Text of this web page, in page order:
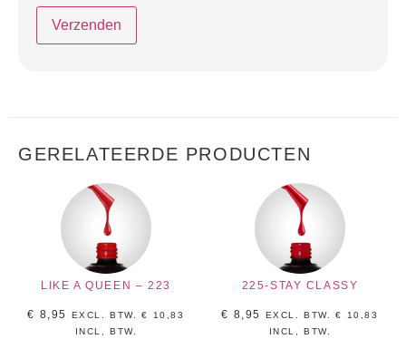
GERELATEERDE PRODUCTEN
LIKE A QUEEN – 223
€ 8,95 EXCL. BTW.€
10,83
INCL, BTW.
225-STAY CLASSY
€ 8,95 EXCL. BTW.€
10,83
INCL, BTW.